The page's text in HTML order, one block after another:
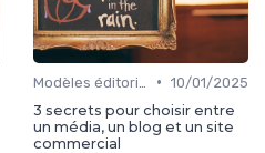
• 10/01/2025
3 secrets pour choisir entre
un média, un blog et un site
commercial